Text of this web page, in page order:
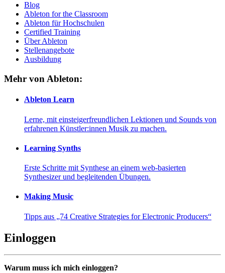
Blog
Ableton for the Classroom
Ableton für Hochschulen
Certified Training
Über Ableton
Stellenangebote
Ausbildung
Mehr von Ableton:
Ableton Learn
Lerne, mit einsteigerfreundlichen Lektionen und Sounds von
erfahrenen Künstler:innen Musik zu machen.
Learning Synths
Erste Schritte mit Synthese an einem web-basierten
Synthesizer und begleitenden Übungen.
Making Music
Tipps aus „74 Creative Strategies for Electronic Producers“
Einloggen
Warum muss ich mich einloggen?